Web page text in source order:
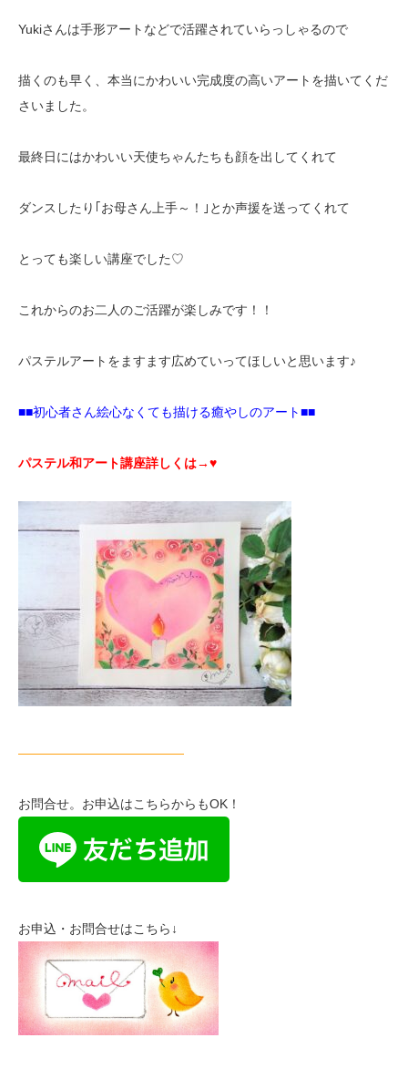
Yukiさんは手形アートなどで活躍されていらっしゃるので
描くのも早く、本当にかわいい完成度の高いアートを描いてくだ
さいました。
最終日にはかわいい天使ちゃんたちも顔を出してくれて
ダンスしたり｢お母さん上手～！｣とか声援を送ってくれて
とっても楽しい講座でした♡
これからのお二人のご活躍が楽しみです！！
パステルアートをますます広めていってほしいと思います♪
■■初心者さん絵心なくても描ける癒やしのアート■■
パステル和アート講座詳しくは→♥
—————————————
お問合せ。お申込はこちらからもOK！
お申込・お問合せはこちら↓